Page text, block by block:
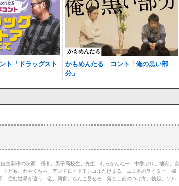
ト「ドラッグスト
かもめんたる コント「俺の黒い部
分」
主制作の映画、役者、男子高校生、先生、わっかんねー、中学ぶり、地獄、自
ども、わやくちゃ、アンドロイドモンゴルたけまる、エロ本のライター、揺
住む世界が違う、金、興奮、ちんこ見せろ、落とし前のつけ方、勃起、ソル